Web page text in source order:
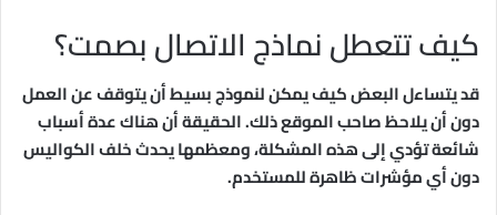
كيف تتعطل نماذج الاتصال بصمت؟
قد يتساءل البعض كيف يمكن لنموذج بسيط أن يتوقف عن العمل
دون أن يلاحظ صاحب الموقع ذلك. الحقيقة أن هناك عدة أسباب
شائعة تؤدي إلى هذه المشكلة، ومعظمها يحدث خلف الكواليس
دون أي مؤشرات ظاهرة للمستخدم.